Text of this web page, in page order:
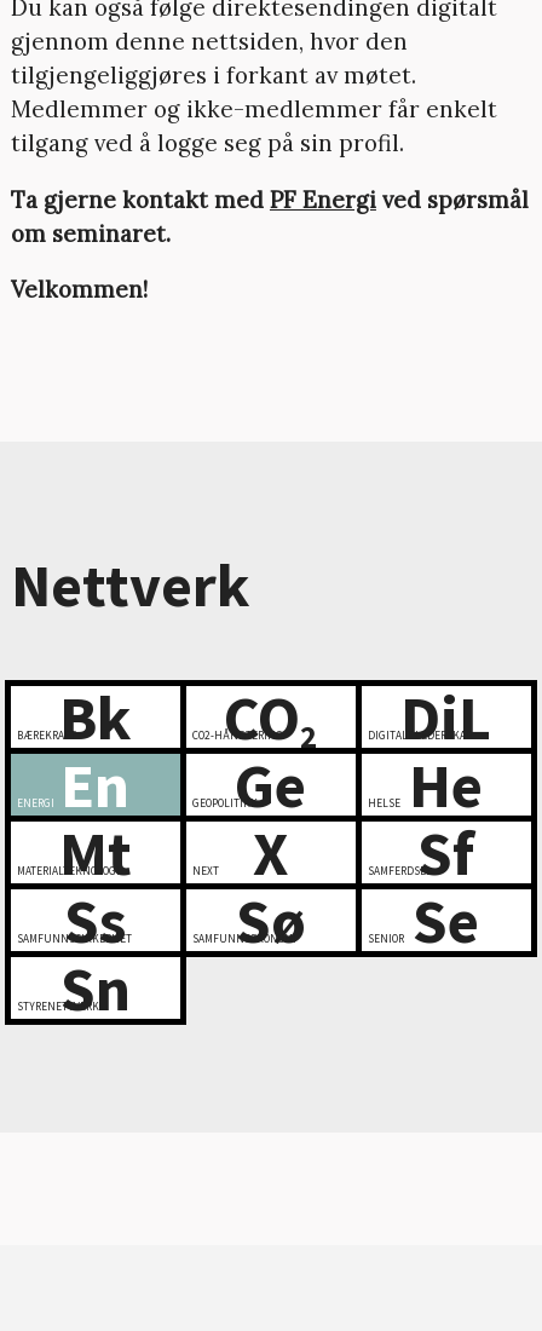
Du kan også følge direktesendingen digitalt
gjennom denne nettsiden, hvor den
tilgjengeliggjøres i forkant av møtet.
Medlemmer og ikke-medlemmer får enkelt
tilgang ved å logge seg på sin profil.
Ta gjerne kontakt med PF Energived spørsmål
om seminaret.
Velkommen!
Nettverk
Bk
BÆREKRAFT CO2
CO2-HÅNDTERING DiL
DIGITALT LEDERSKAP
En
ENERGI Ge
GEOPOLITIKK He
HELSE
Mt
MATERIALTEKNOLOGI X
NEXT Sf
SAMFERDSEL
Ss
SAMFUNNSSIKKERHET Sø
SAMFUNNSØKONOMI Se
SENIOR
Sn
STYRENETTVERK